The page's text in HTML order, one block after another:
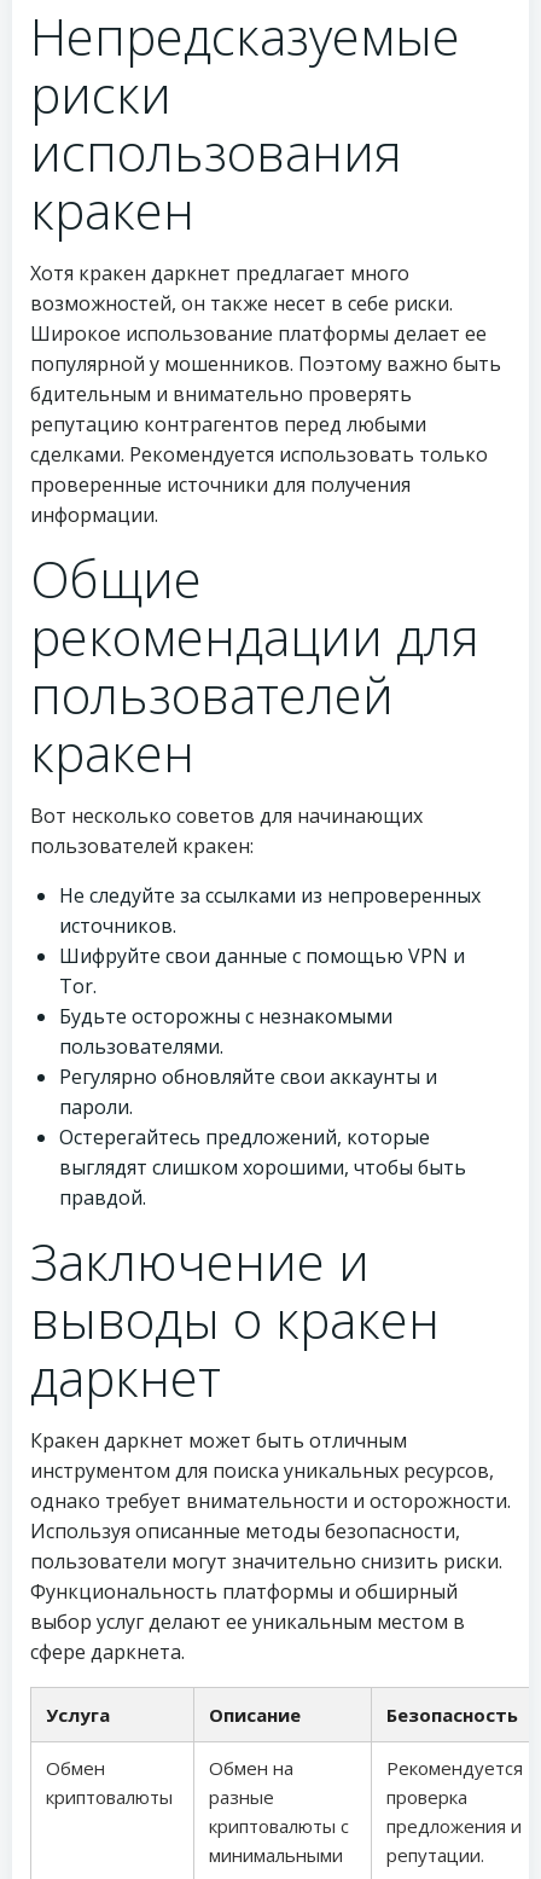
Непредсказуемые
риски
использования
кракен
Хотя кракен даркнет предлагает много
возможностей, он также несет в себе риски.
Широкое использование платформы делает ее
популярной у мошенников. Поэтому важно быть
бдительным и внимательно проверять
репутацию контрагентов перед любыми
сделками. Рекомендуется использовать только
проверенные источники для получения
информации.
Общие
рекомендации для
пользователей
кракен
Вот несколько советов для начинающих
пользователей кракен:
Не следуйте за ссылками из непроверенных
источников.
Шифруйте свои данные с помощью VPN и
Tor.
Будьте осторожны с незнакомыми
пользователями.
Регулярно обновляйте свои аккаунты и
пароли.
Остерегайтесь предложений, которые
выглядят слишком хорошими, чтобы быть
правдой.
Заключение и
выводы о кракен
даркнет
Кракен даркнет может быть отличным
инструментом для поиска уникальных ресурсов,
однако требует внимательности и осторожности.
Используя описанные методы безопасности,
пользователи могут значительно снизить риски.
Функциональность платформы и обширный
выбор услуг делают ее уникальным местом в
сфере даркнета.
Услуга Описание Безопасность
Обмен
криптовалюты
Обмен на
разные
криптовалюты с
минимальными
Рекомендуется
проверка
предложения и
репутации.